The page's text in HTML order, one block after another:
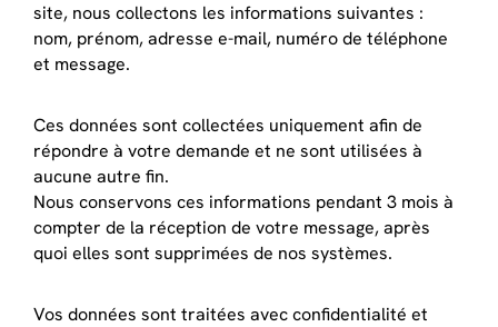
site, nous collectons les informations suivantes :
nom, prénom, adresse e-mail, numéro de téléphone
et message.
Ces données sont collectées uniquement afin de
répondre à votre demande et ne sont utilisées à
aucune autre fin.
Nous conservons ces informations pendant 3 mois à
compter de la réception de votre message, après
quoi elles sont supprimées de nos systèmes.
Vos données sont traitées avec confidentialité et